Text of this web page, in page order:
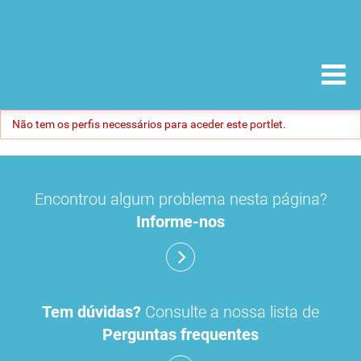
Não tem os perfis necessários para aceder este portlet.
Encontrou algum problema nesta página?
Informe-nos
Tem dúvidas? Consulte a nossa lista de
Perguntas frequentes